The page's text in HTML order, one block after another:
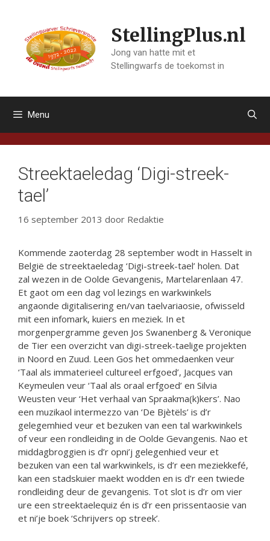
inhoud
StellingPlus.nl
Jong van hatte mit et
Stellingwarfs de toekomst in
Menu
Streektaeledag ‘Digi-streek-
tael’
16 september 2013 door Redaktie
Kommende zaoterdag 28 september wodt in Hasselt in
België de streektaeledag ‘Digi-streek-tael’ holen. Dat
zal wezen in de Oolde Gevangenis, Martelarenlaan 47.
Et gaot om een dag vol lezings en warkwinkels
angaonde digitalisering en/van taelvariaosie, ofwisseld
mit een infomark, kuiers en meziek. In et
morgenpergramme geven Jos Swanenberg & Veronique
de Tier een overzicht van digi-streek-taelige projekten
in Noord en Zuud. Leen Gos het ommedaenken veur
‘Taal als immaterieel cultureel erfgoed’, Jacques van
Keymeulen veur ‘Taal als oraal erfgoed’ en Silvia
Weusten veur ‘Het verhaal van Spraakma(k)kers’. Nao
een muzikaol intermezzo van ‘De Bjètëls’ is d’r
gelegemhied veur et bezuken van een tal warkwinkels
of veur een rondleiding in de Oolde Gevangenis. Nao et
middagbroggien is d’r opni’j gelegenhied veur et
bezuken van een tal warkwinkels, is d’r een meziekkefé,
kan een stadskuier maekt wodden en is d’r een twiede
rondleiding deur de gevangenis. Tot slot is d’r om vier
ure een streektaelequiz én is d’r een prissentaosie van
et ni’je boek ‘Schrijvers op streek’.